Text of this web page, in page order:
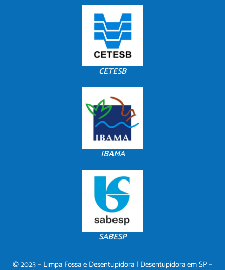
CETESB
IBAMA
SABESP
© 2023 – Limpa Fossa e Desentupidora | Desentupidora em SP –